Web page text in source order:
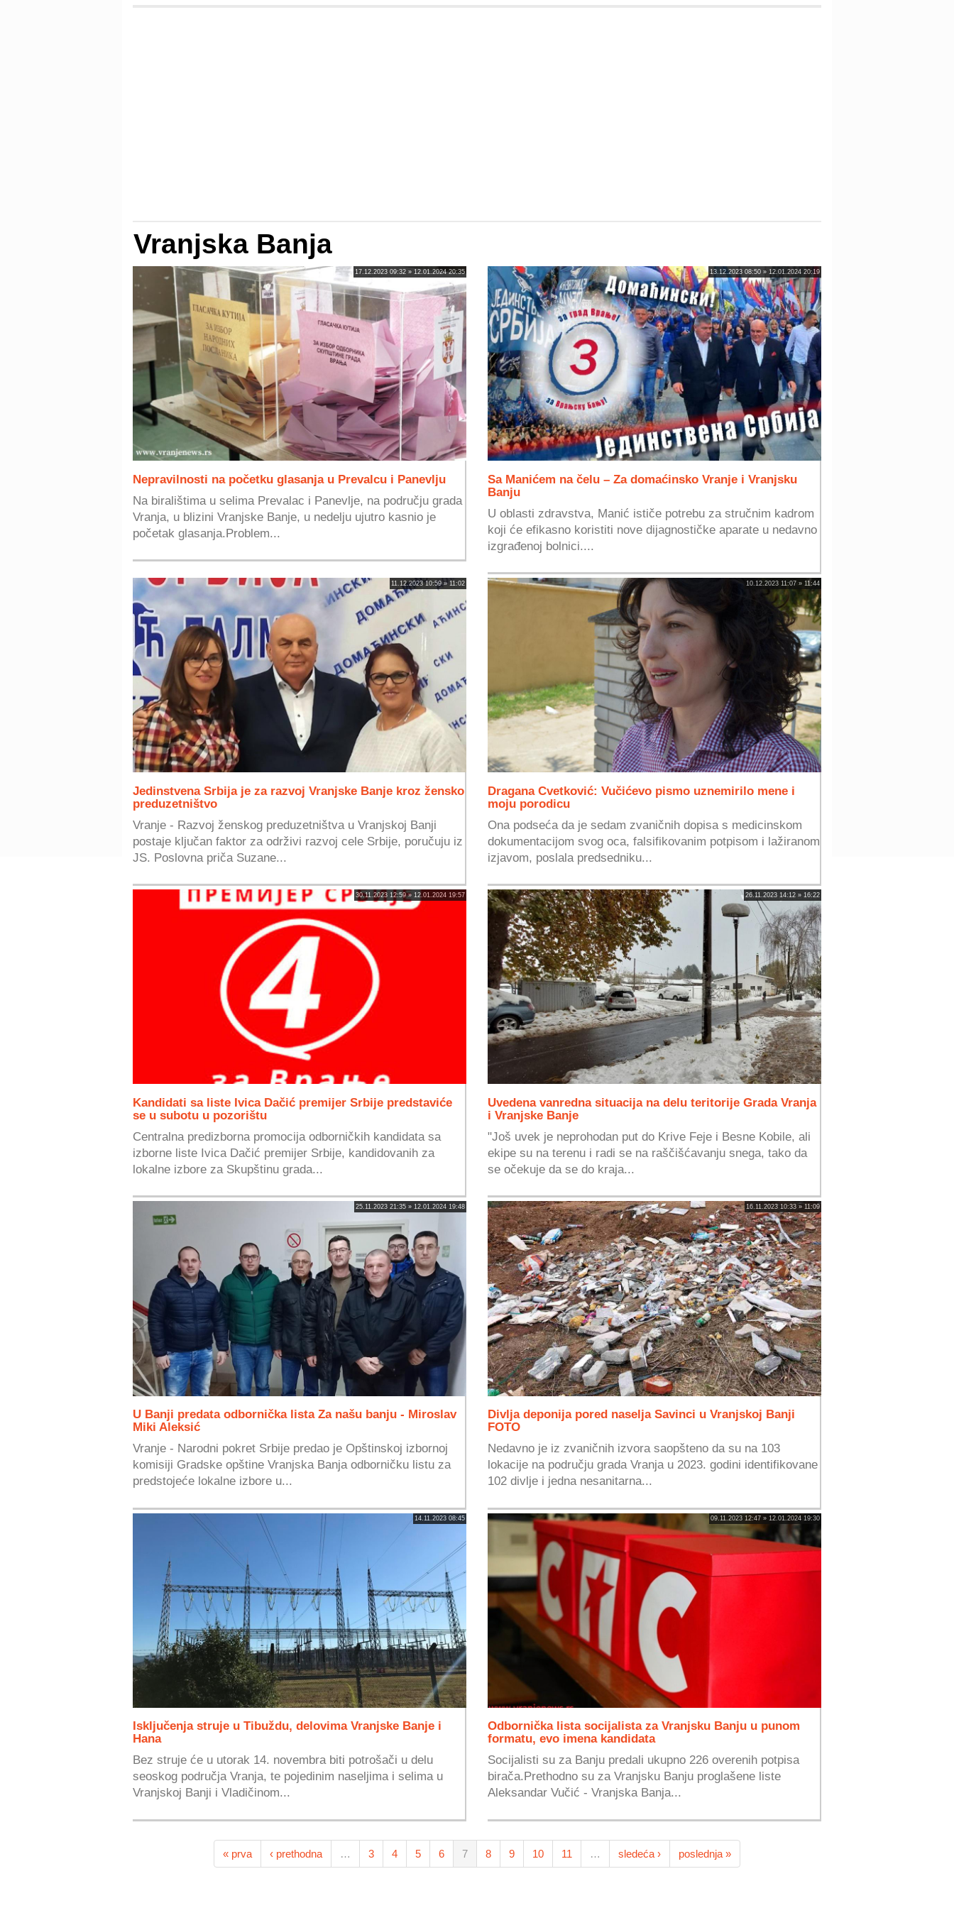
Vranjska Banja
17.12.2023 09:32 » 12.01.2024 20:35
Nepravilnosti na početku glasanja u Prevalcu i Panevlju
Na biralištima u selima Prevalac i Panevlje, na području grada
Vranja, u blizini Vranjske Banje, u nedelju ujutro kasnio je
početak glasanja.Problem...
13.12.2023 08:50 » 12.01.2024 20:19
Sa Manićem na čelu – Za domaćinsko Vranje i Vranjsku
Banju
U oblasti zdravstva, Manić ističe potrebu za stručnim kadrom
koji će efikasno koristiti nove dijagnostičke aparate u nedavno
izgrađenoj bolnici....
11.12.2023 10:59 » 11:02
Jedinstvena Srbija je za razvoj Vranjske Banje kroz žensko
preduzetništvo
Vranje - Razvoj ženskog preduzetništva u Vranjskoj Banji
postaje ključan faktor za održivi razvoj cele Srbije, poručuju iz
JS. Poslovna priča Suzane...
10.12.2023 11:07 » 11:44
Dragana Cvetković: Vučićevo pismo uznemirilo mene i
moju porodicu
Ona podseća da je sedam zvaničnih dopisa s medicinskom
dokumentacijom svog oca, falsifikovanim potpisom i lažiranom
izjavom, poslala predsedniku...
30.11.2023 12:59 » 12.01.2024 19:57
Kandidati sa liste Ivica Dačić premijer Srbije predstaviće
se u subotu u pozorištu
Centralna predizborna promocija odborničkih kandidata sa
izborne liste Ivica Dačić premijer Srbije, kandidovanih za
lokalne izbore za Skupštinu grada...
26.11.2023 14:12 » 16:22
Uvedena vanredna situacija na delu teritorije Grada Vranja
i Vranjske Banje
"Još uvek je neprohodan put do Krive Feje i Besne Kobile, ali
ekipe su na terenu i radi se na raščišćavanju snega, tako da
se očekuje da se do kraja...
25.11.2023 21:35 » 12.01.2024 19:48
U Banji predata odbornička lista Za našu banju - Miroslav
Miki Aleksić
Vranje - Narodni pokret Srbije predao je Opštinskoj izbornoj
komisiji Gradske opštine Vranjska Banja odborničku listu za
predstojeće lokalne izbore u...
16.11.2023 10:33 » 11:09
Divlja deponija pored naselja Savinci u Vranjskoj Banji
FOTO
Nedavno je iz zvaničnih izvora saopšteno da su na 103
lokacije na području grada Vranja u 2023. godini identifikovane
102 divlje i jedna nesanitarna...
14.11.2023 08:45
Isključenja struje u Tibuždu, delovima Vranjske Banje i
Hana
Bez struje će u utorak 14. novembra biti potrošači u delu
seoskog područja Vranja, te pojedinim naseljima i selima u
Vranjskoj Banji i Vladičinom...
09.11.2023 12:47 » 12.01.2024 19:30
Odbornička lista socijalista za Vranjsku Banju u punom
formatu, evo imena kandidata
Socijalisti su za Banju predali ukupno 226 overenih potpisa
birača.Prethodno su za Vranjsku Banju proglašene liste
Aleksandar Vučić - Vranjska Banja...
« prva ‹ prethodna … 3 4 5 6 7 8 9 10 11 … sledeća › poslednja »